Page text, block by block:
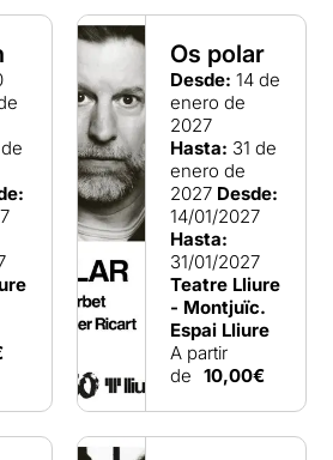
Os polar
Desde: 14 de
enero de
2027
Hasta: 31 de
enero de
2027 Desde:
14/01/2027
Hasta:
31/01/2027
Teatre Lliure
- Montjuïc.
Espai Lliure
A partir
de 10,00€